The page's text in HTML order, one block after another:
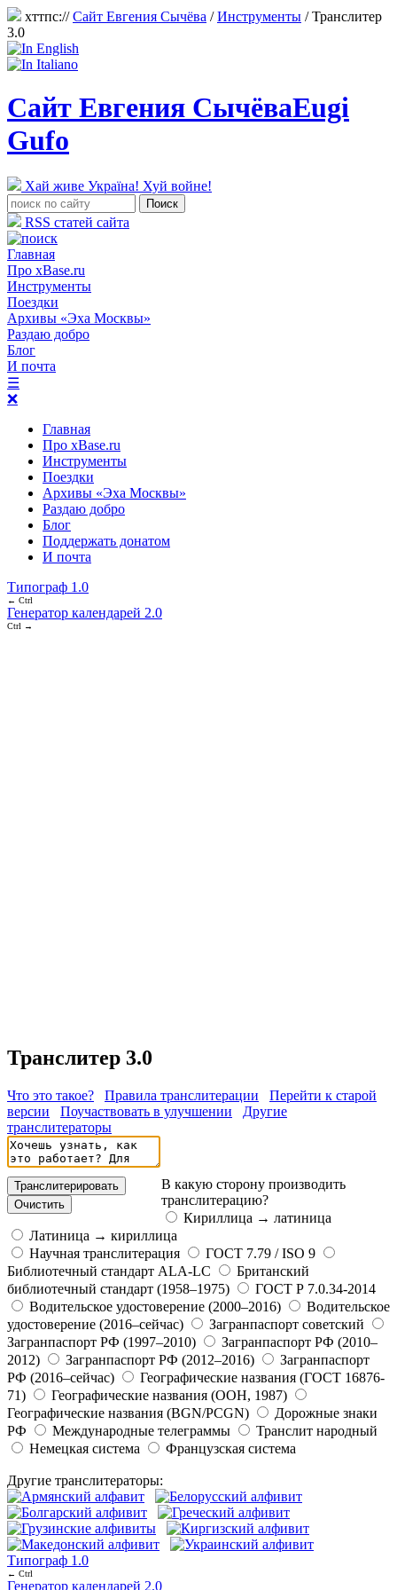
хттпс://Сайт Евгения Сычёва /Инструменты /Транслитер
3.0
Сайт Евгения СычёваEugi
Gufo
Хай живе Україна! Хуй войне!
RSS статей сайта
Главная
Про xBase.ru
Инструменты
Поездки
Архивы «Эха Москвы»
Раздаю добро
Блог
И почта
☰
❌
Главная
Про xBase.ru
Инструменты
Поездки
Архивы «Эха Москвы»
Раздаю добро
Блог
Поддержать донатом
И почта
Типограф 1.0
← Ctrl
Генератор календарей 2.0
Ctrl →
Транслитер 3.0
Что это такое? Правила транслитерации
Перейти к старой
версии
Поучаствовать в улучшении
Другие
транслитераторы
В какую сторону производить
транслитерацию?
Кириллица → латиница
Латиница → кириллица
Научная транслитерация
ГОСТ 7.79 / ISO 9
Библиотечный стандарт ALA-LC
Британский
библиотечный стандарт (1958–1975)
ГОСТ Р 7.0.34-2014
Водительское удостоверение (2000–2016)
Водительское
удостоверение (2016–сейчас)
Загранпаспорт советский
Загранпаспорт РФ (1997–2010)
Загранпаспорт РФ (2010–
2012)
Загранпаспорт РФ (2012–2016)
Загранпаспорт
РФ (2016–сейчас)
Географические названия (ГОСТ 16876-
71)
Географические названия (ООН, 1987)
Географические названия (BGN/PCGN)
Дорожные знаки
РФ
Международные телеграммы
Транслит народный
Немецкая система
Французская система
Другие транслитераторы:
Типограф 1.0
← Ctrl
Генератор календарей 2.0